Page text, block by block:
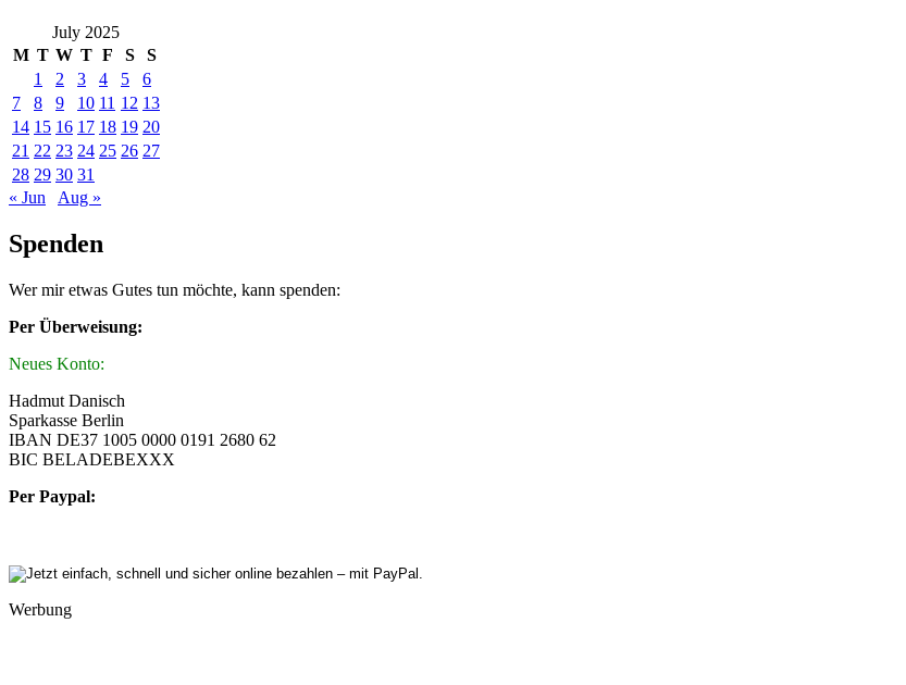
July 2025
M T W T F S
S
1
2 3 4 5
6
7
8 9 10 11 12 13
14 15 16 17 18 19 20
21 22 23 24 25 26 27
28 29 30 31
« Jun
Aug »
Spenden
Wer mir etwas Gutes tun möchte, kann spenden:
Per Überweisung:
Neues Konto:
Hadmut Danisch
Sparkasse Berlin
IBAN DE37 1005 0000 0191 2680 62
BIC BELADEBEXXX
Per Paypal:
Werbung